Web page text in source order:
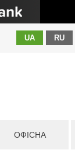
UA RU
ОФІСНА